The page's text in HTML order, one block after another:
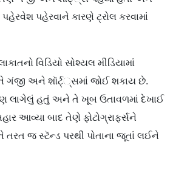
પહેરવાને કારણે ટ્રોલ કરવામાં
વિડિયો સોશ્યલ મીડિયામાં
તેને ગંજી અને શૉર્ટ્્‍સમાં જોઈ શકાય છે.
લાગેલું હતું અને તે ખૂબ ઉતાવળમાં દેખાઈ
આવ્યા બાદ તેણે ફોટોગ્રાફર્સને
જ સ્ટૅન્ડ પરથી પોતાના જૂતાં લઈને